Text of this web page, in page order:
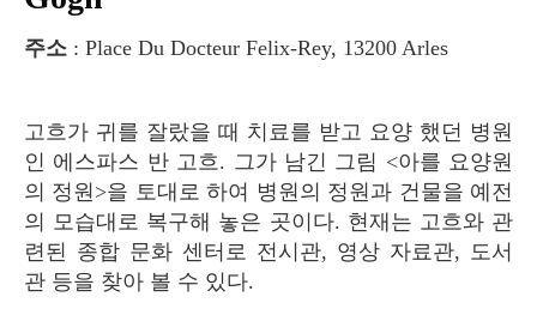
주소 : Place Du Docteur Felix-Rey, 13200 Arles
고흐가 귀를 잘랐을 때 치료를 받고 요양 했던 병원
인 에스파스 반 고흐. 그가 남긴 그림 <아를 요양원
의 정원>을 토대로 하여 병원의 정원과 건물을 예전
의 모습대로 복구해 놓은 곳이다. 현재는 고흐와 관
련된 종합 문화 센터로 전시관, 영상 자료관, 도서
관 등을 찾아 볼 수 있다.